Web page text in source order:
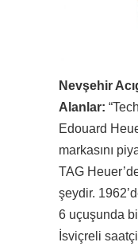
Nevşehir
Alanlar:
Edouard
markasını
TAG
şeydir.
6 uçuşunda
İsviçreli